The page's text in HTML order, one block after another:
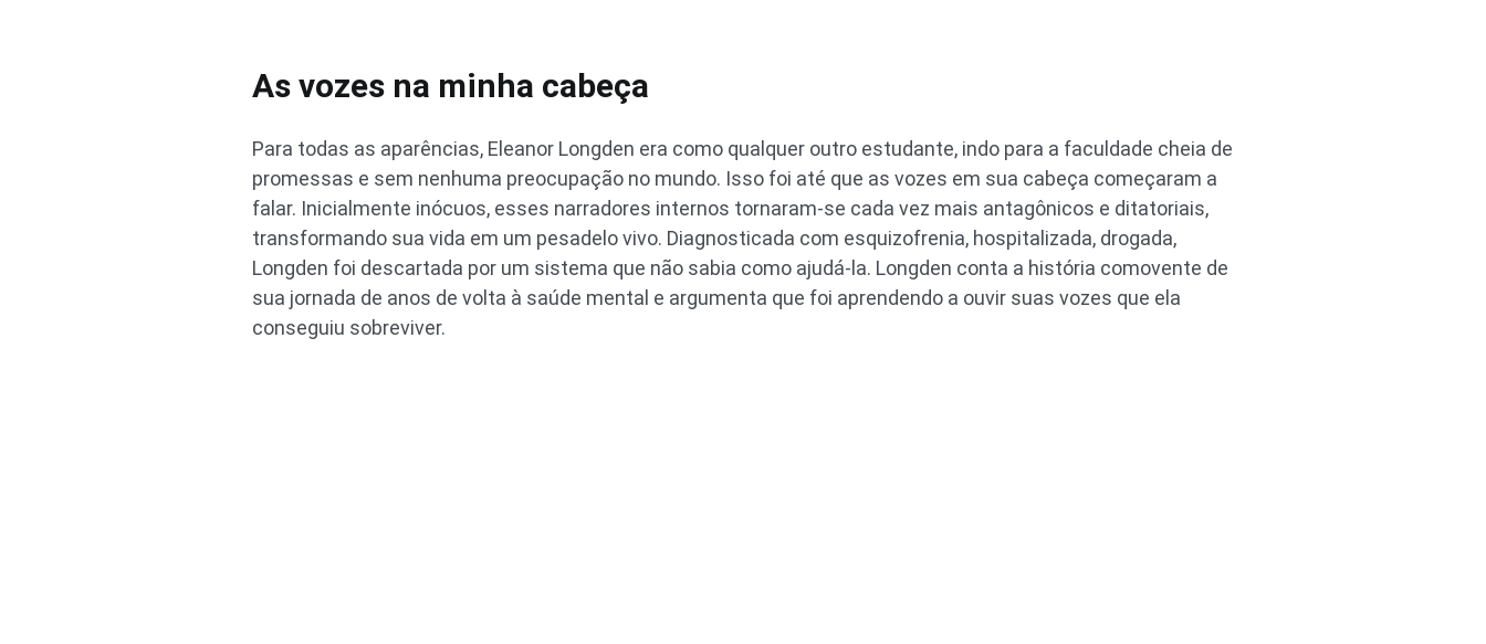
As vozes na minha cabeça
Para todas as aparências, Eleanor Longden era como qualquer outro estudante, indo para a faculdade cheia de
promessas e sem nenhuma preocupação no mundo. Isso foi até que as vozes em sua cabeça começaram a
falar. Inicialmente inócuos, esses narradores internos tornaram-se cada vez mais antagônicos e ditatoriais,
transformando sua vida em um pesadelo vivo. Diagnosticada com esquizofrenia, hospitalizada, drogada,
Longden foi descartada por um sistema que não sabia como ajudá-la. Longden conta a história comovente de
sua jornada de anos de volta à saúde mental e argumenta que foi aprendendo a ouvir suas vozes que ela
conseguiu sobreviver.